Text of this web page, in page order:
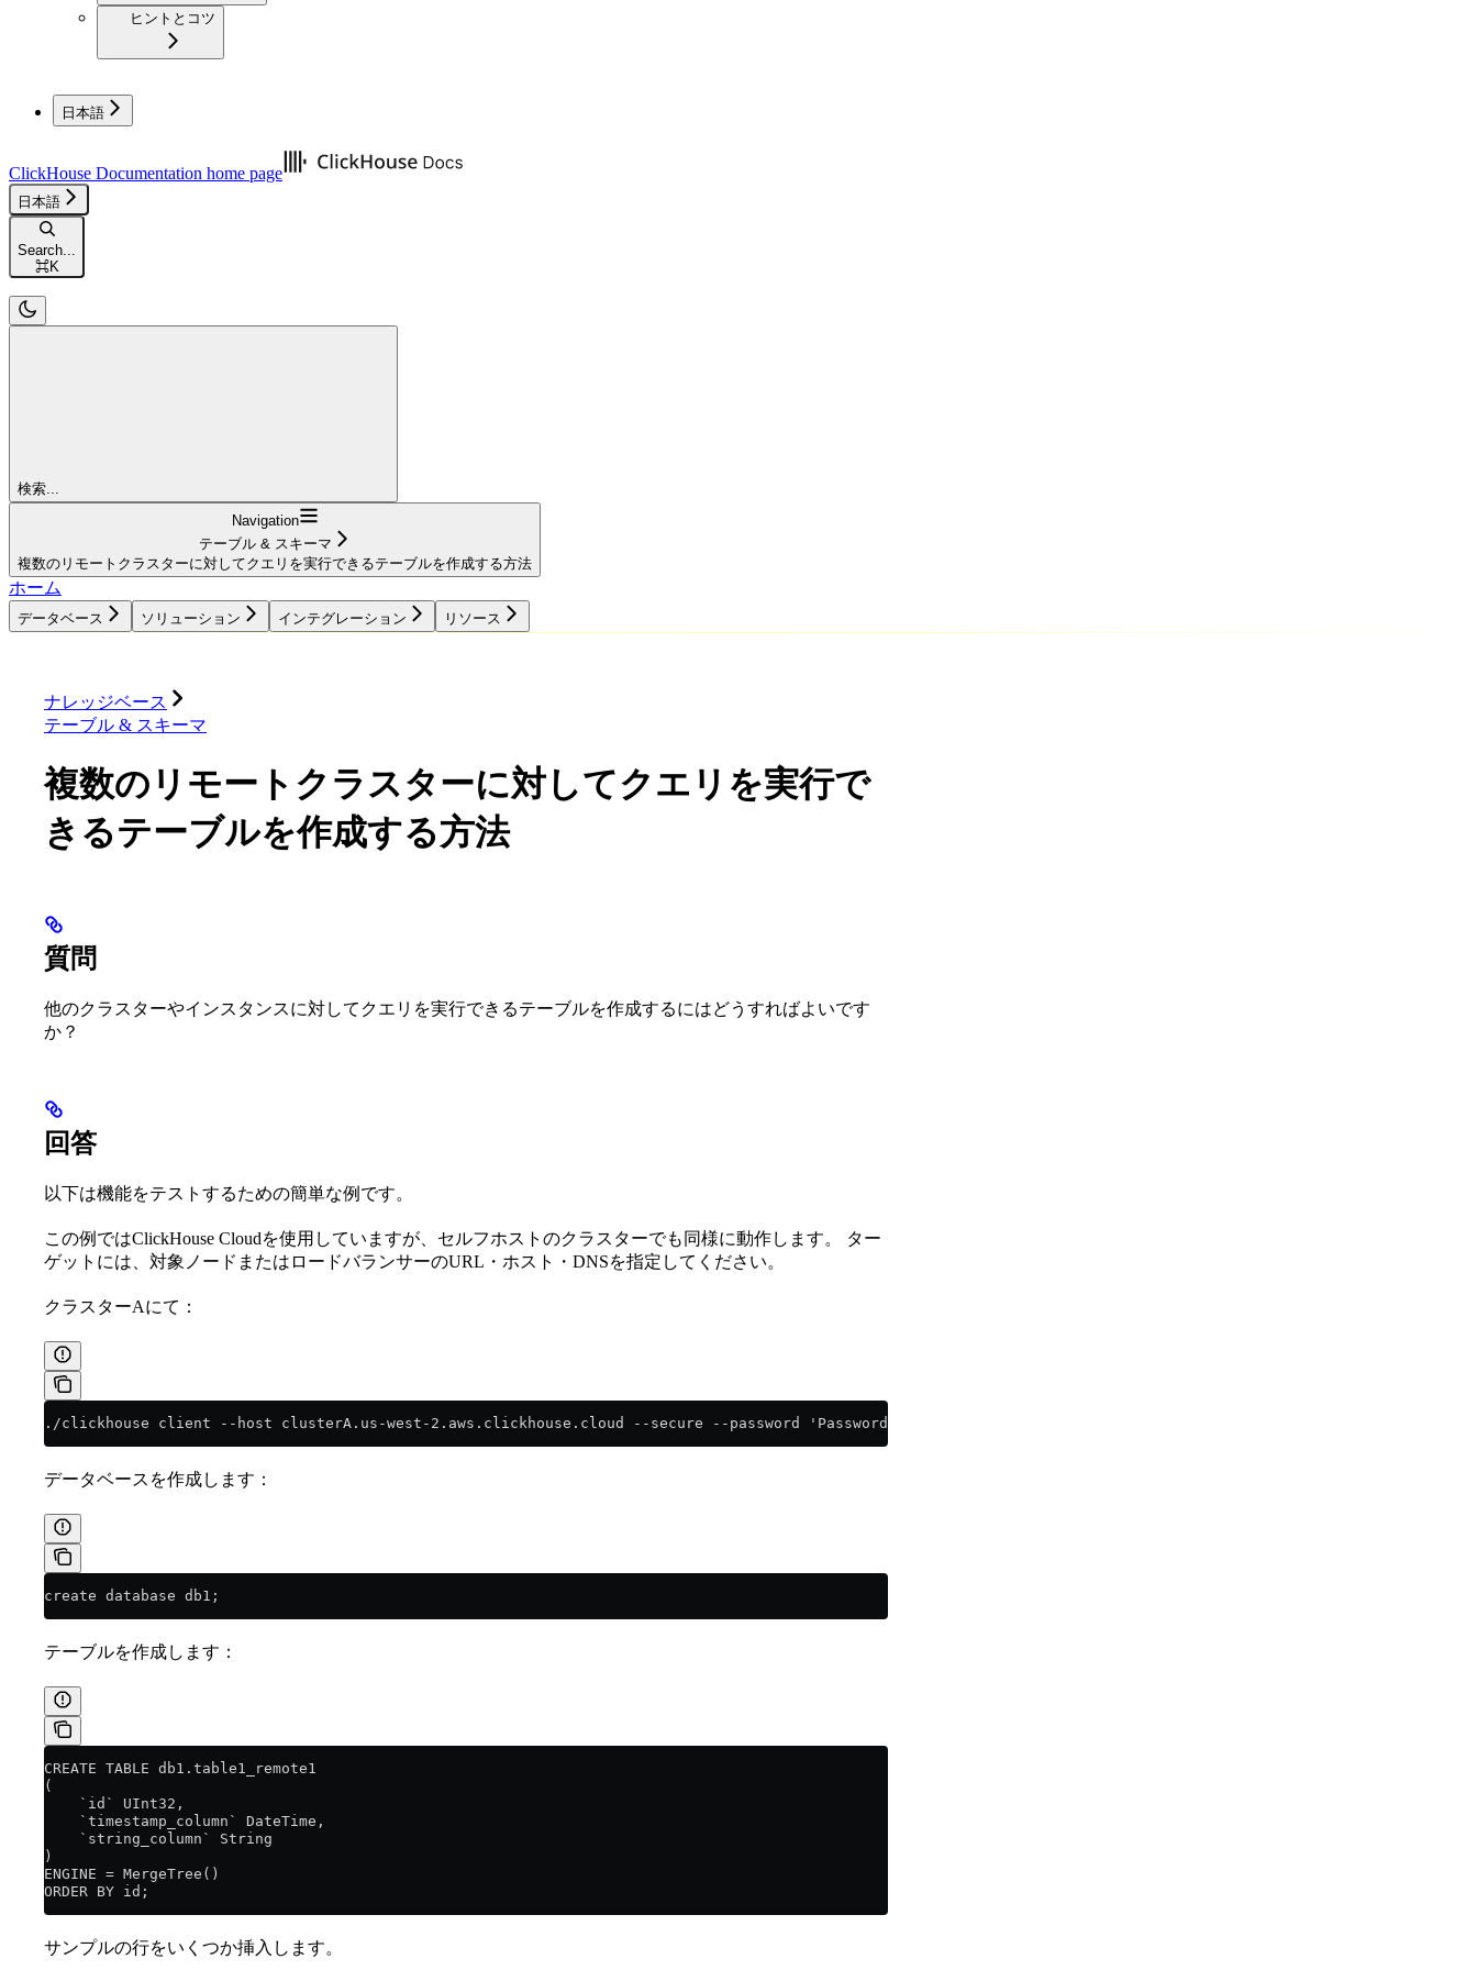
ヒントとコツ
日本語
ClickHouse Documentation home page
日本語
Search...
⌘K
検索...
Navigation
テーブル & スキーマ
複数のリモートクラスターに対してクエリを実行できるテーブルを作成する方法
ホーム
データベース ソリューション インテグレーション リソース
ナレッジベース
テーブル & スキーマ
複数のリモートクラスターに対してクエリを実行で
きるテーブルを作成する方法
質問
他のクラスターやインスタンスに対してクエリを実行できるテーブルを作成するにはどうすればよいです
か？
回答
以下は機能をテストするための簡単な例です。
この例ではClickHouse Cloudを使用していますが、セルフホストのクラスターでも同様に動作します。 ター
ゲットには、対象ノードまたはロードバランサーのURL・ホスト・DNSを指定してください。
クラスターAにて：
./clickhouse client --host clusterA.us-west-2.aws.clickhouse.cloud --secure --password 'Password123!'
データベースを作成します：
create database db1;
テーブルを作成します：
CREATE TABLE db1.table1_remote1
(
    `id` UInt32,
    `timestamp_column` DateTime,
    `string_column` String
)
ENGINE = MergeTree()
ORDER BY id;
サンプルの行をいくつか挿入します。